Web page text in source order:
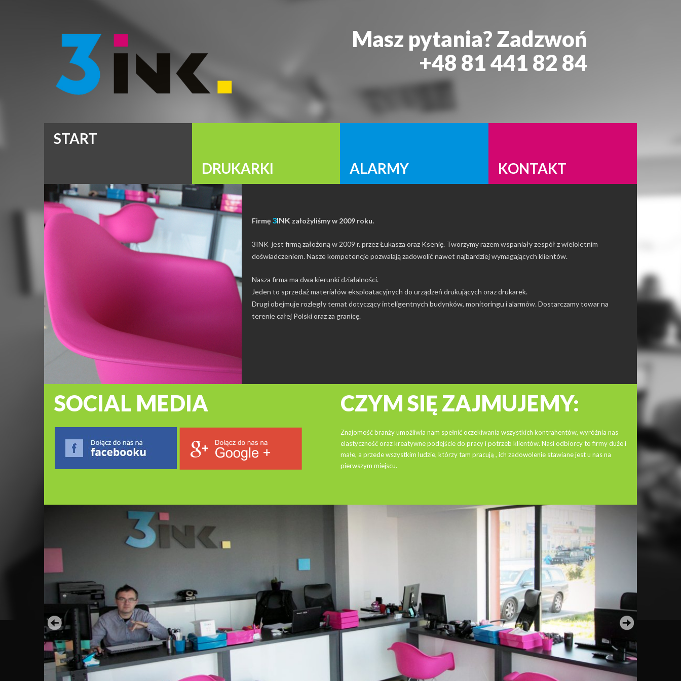
Masz pytania? Zadzwoń
+48 81 441 82 84
START
DRUKARKI
ALARMY KONTAKT
Firmę 3INK założyliśmy w 2009 roku.
3INK jest firmą założoną w 2009 r. przez Łukasza oraz Ksenię. Tworzymy razem wspaniały zespół z wieloletnim
doświadczeniem. Nasze kompetencje pozwalają zadowolić nawet najbardziej wymagających klientów.
Nasza firma ma dwa kierunki działalności.
Jeden to sprzedaż materiałów eksploatacyjnych do urządzeń drukujących oraz drukarek.
Drugi obejmuje rozległy temat dotyczący inteligentnych budynków, monitoringu i alarmów. Dostarczamy towar na
terenie całej Polski oraz za granicę.
SOCIAL MEDIA CZYMSIĘZAJMUJEMY:
Znajomość branży umożliwia nam spełnić oczekiwania wszystkich kontrahentów, wyróżnia nas
elastyczność oraz kreatywne podejście do pracy i potrzeb klientów. Nasi odbiorcy to firmy duże i
małe, a przede wszystkim ludzie, którzy tam pracują , ich zadowolenie stawiane jest u nas na
pierwszym miejscu.